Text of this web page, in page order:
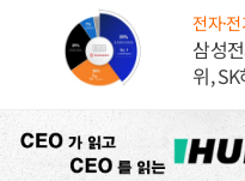
전자·
삼성
위,